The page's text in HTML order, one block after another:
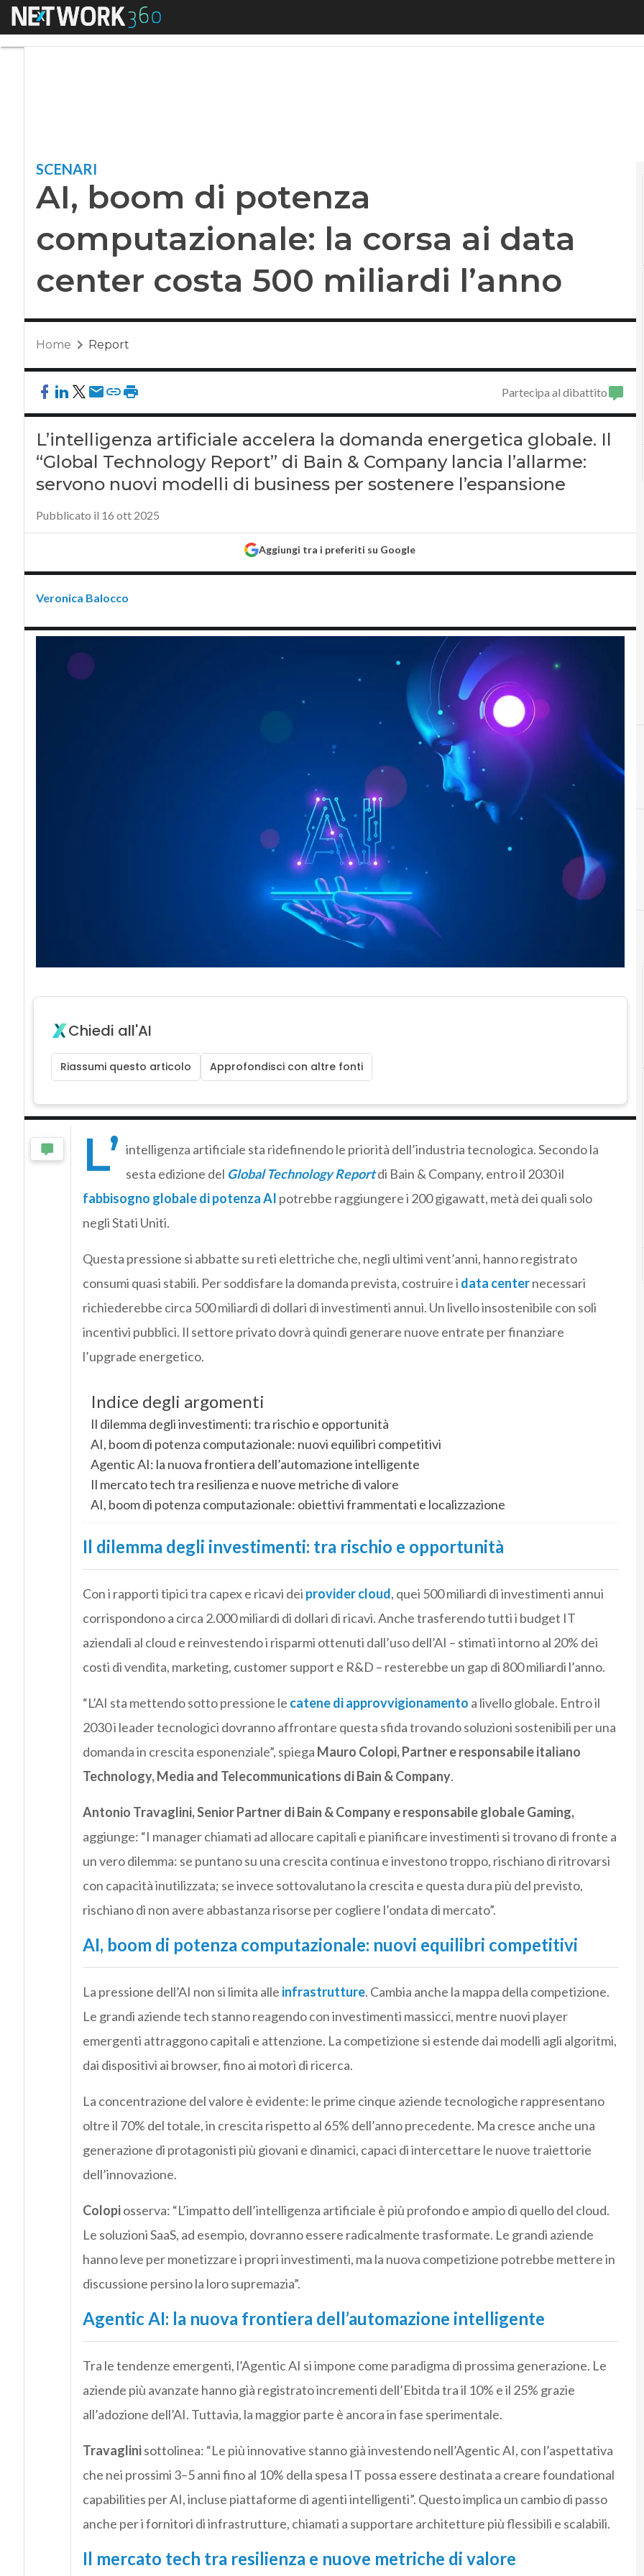
Menu AI, boom di potenza computazionale: la corsa ai data center costa
SCENARI
AI, boom di potenza
computazionale: la corsa ai data
center costa 500 miliardi l’anno
Home Report
Partecipa al dibattito
L’intelligenza artificiale accelera la domanda energetica globale. Il
“Global Technology Report” di Bain & Company lancia l’allarme:
servono nuovi modelli di business per sostenere l’espansione
Pubblicato il 16 ott 2025
Aggiungi tra i preferiti su Google
Veronica Balocco
Chiedi all'AI
Riassumi questo articolo Approfondisci con altre fonti
L’ intelligenza artificiale sta ridefinendo le priorità dell’industria tecnologica. Secondo la
sesta edizione del Global Technology Report di Bain & Company, entro il 2030 il
fabbisogno globale di potenza AI potrebbe raggiungere i 200 gigawatt, metà dei quali solo
negli Stati Uniti.
Questa pressione si abbatte su reti elettriche che, negli ultimi vent’anni, hanno registrato
consumi quasi stabili. Per soddisfare la domanda prevista, costruire i data centernecessari
richiederebbe circa 500 miliardi di dollari di investimenti annui. Un livello insostenibile con soli
incentivi pubblici. Il settore privato dovrà quindi generare nuove entrate per finanziare
l’upgrade energetico.
Indice degli argomenti
Il dilemma degli investimenti: tra rischio e opportunità
AI, boom di potenza computazionale: nuovi equilibri competitivi
Agentic AI: la nuova frontiera dell’automazione intelligente
Il mercato tech tra resilienza e nuove metriche di valore
AI, boom di potenza computazionale: obiettivi frammentati e localizzazione
Il dilemma degli investimenti: tra rischio e opportunità
Con i rapporti tipici tra capex e ricavi dei provider cloud, quei 500 miliardi di investimenti annui
corrispondono a circa 2.000 miliardi di dollari di ricavi. Anche trasferendo tutti i budget IT
aziendali al cloud e reinvestendo i risparmi ottenuti dall’uso dell’AI – stimati intorno al 20% dei
costi di vendita, marketing, customer support e R&D – resterebbe un gap di 800 miliardi l’anno.
“L’AI sta mettendo sotto pressione le catene di approvvigionamento a livello globale. Entro il
2030 i leader tecnologici dovranno affrontare questa sfida trovando soluzioni sostenibili per una
domanda in crescita esponenziale”, spiega Mauro Colopi, Partner e responsabile italiano
Technology, Media and Telecommunications di Bain & Company.
Antonio Travaglini, Senior Partner di Bain & Company e responsabile globale Gaming,
aggiunge: “I manager chiamati ad allocare capitali e pianificare investimenti si trovano di fronte a
un vero dilemma: se puntano su una crescita continua e investono troppo, rischiano di ritrovarsi
con capacità inutilizzata; se invece sottovalutano la crescita e questa dura più del previsto,
rischiano di non avere abbastanza risorse per cogliere l’ondata di mercato”.
AI, boom di potenza computazionale: nuovi equilibri competitivi
La pressione dell’AI non si limita alle infrastrutture. Cambia anche la mappa della competizione.
Le grandi aziende tech stanno reagendo con investimenti massicci, mentre nuovi player
emergenti attraggono capitali e attenzione. La competizione si estende dai modelli agli algoritmi,
dai dispositivi ai browser, fino ai motori di ricerca.
La concentrazione del valore è evidente: le prime cinque aziende tecnologiche rappresentano
oltre il 70% del totale, in crescita rispetto al 65% dell’anno precedente. Ma cresce anche una
generazione di protagonisti più giovani e dinamici, capaci di intercettare le nuove traiettorie
dell’innovazione.
Colopiosserva: “L’impatto dell’intelligenza artificiale è più profondo e ampio di quello del cloud.
Le soluzioni SaaS, ad esempio, dovranno essere radicalmente trasformate. Le grandi aziende
hanno leve per monetizzare i propri investimenti, ma la nuova competizione potrebbe mettere in
discussione persino la loro supremazia”.
Agentic AI: la nuova frontiera dell’automazione intelligente
Tra le tendenze emergenti, l’Agentic AI si impone come paradigma di prossima generazione. Le
aziende più avanzate hanno già registrato incrementi dell’Ebitda tra il 10% e il 25% grazie
all’adozione dell’AI. Tuttavia, la maggior parte è ancora in fase sperimentale.
Travaglinisottolinea: “Le più innovative stanno già investendo nell’Agentic AI, con l’aspettativa
che nei prossimi 3–5 anni fino al 10% della spesa IT possa essere destinata a creare foundational
capabilities per AI, incluse piattaforme di agenti intelligenti”. Questo implica un cambio di passo
anche per i fornitori di infrastrutture, chiamati a supportare architetture più flessibili e scalabili.
Il mercato tech tra resilienza e nuove metriche di valore
Automazione